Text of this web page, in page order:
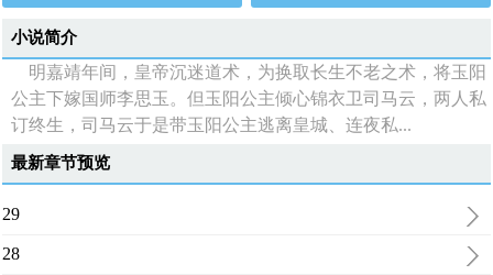
小说简介
明嘉靖年间，皇帝沉迷道术，为换取长生不老之术，将玉阳
公主下嫁国师李思玉。但玉阳公主倾心锦衣卫司马云，两人私
订终生，司马云于是带玉阳公主逃离皇城、连夜私...
最新章节预览
29
28